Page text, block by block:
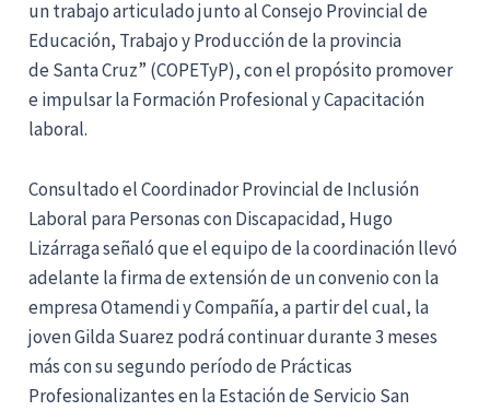
un trabajo articulado junto al Consejo Provincial de
Educación, Trabajo y Producción de la provincia
de Santa Cruz” (COPETyP), con el propósito promover
e impulsar la Formación Profesional y Capacitación
laboral.
Consultado el Coordinador Provincial de Inclusión
Laboral para Personas con Discapacidad, Hugo
Lizárraga señaló que el equipo de la coordinación llevó
adelante la firma de extensión de un convenio con la
empresa Otamendi y Compañía, a partir del cual, la
joven Gilda Suarez podrá continuar durante 3 meses
más con su segundo período de Prácticas
Profesionalizantes en la Estación de Servicio San